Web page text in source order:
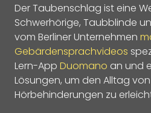
Der Taubenschlag ist eine
Schwerhörige, Taubblinde
vom Berliner Unternehmen
Gebärdensprachvideos
Lern-App Duomano an und
Lösungen, um den Alltag
Hörbehinderungen zu